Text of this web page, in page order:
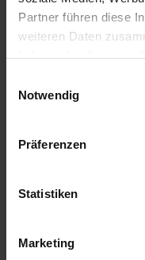
Partner führen diese
weiteren Daten
Notwendig
Präferenzen
Statistiken
Marketing